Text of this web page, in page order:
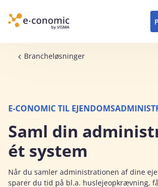
skræddersyet løsning
til din branche
e‑conomic
alle funktioner i
e‑conomic
e‑conomic
til
og
Brødkrumme
Brancheløsninger
E-CONOMIC TIL
Saml din
ét system
Når du samler administrationen af dine
sparer du tid på bl.a. huslejeopkrævning,